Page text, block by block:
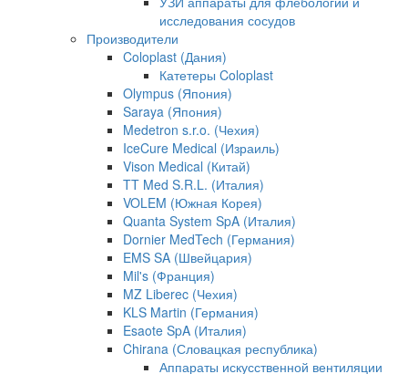
исследования сосудов
Производители
Coloplast (Дания)
Катетеры Coloplast
Olympus (Япония)
Saraya (Япония)
Medetron s.r.o. (Чехия)
IceCure Medical (Израиль)
Vison Medical (Китай)
TT Med S.R.L. (Италия)
VOLEM (Южная Корея)
Quanta System SpA (Италия)
Dornier MedTech (Германия)
EMS SA (Швейцария)
Mil's (Франция)
MZ Liberec (Чехия)
KLS Martin (Германия)
Esaote SpA (Италия)
Chirana (Словацкая республика)
Аппараты искусственной вентиляции